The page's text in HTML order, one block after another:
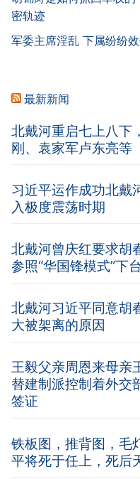
密轨迹
军委主席淫乱 下属纷纷
最新新闻
北戴河重启七上八下
刚、袁家军卢东亮等
习近平运作成功北戴
入极度震荡时期
北戴河曾庆红要求胡
参照“华国锋模式”下台
北戴河习近平同意胡
大被架离的原因
王毅父亲周恩来母亲
替建制派控制着外交
签证
铁板图，推背图，毛
平将死于任上，死后